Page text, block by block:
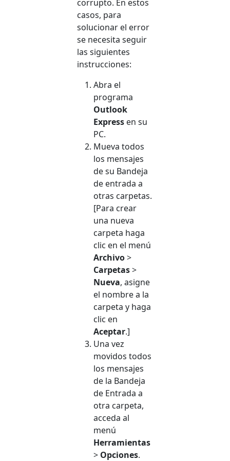
corrupto. En estos
casos, para
solucionar el error
se necesita seguir
las siguientes
instrucciones:
Abra el
programa
Outlook
Express en su
PC.
Mueva todos
los mensajes
de su Bandeja
de entrada a
otras carpetas.
[Para crear
una nueva
carpeta haga
clic en el menú
Archivo>
Carpetas>
Nueva, asigne
el nombre a la
carpeta y haga
clic en
Aceptar.]
Una vez
movidos todos
los mensajes
de la Bandeja
de Entrada a
otra carpeta,
acceda al
menú
Herramientas
> Opciones.